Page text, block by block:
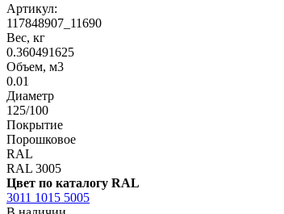
Артикул:
117848907_11690
Вес, кг
0.360491625
Объем, м3
0.01
Диаметр
125/100
Покрытие
Порошковое
RAL
RAL 3005
Цвет по каталогу RAL
3011 1015 5005